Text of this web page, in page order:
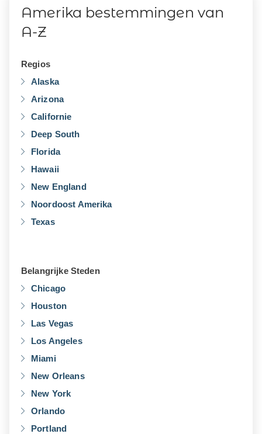
Amerika bestemmingen van
A-Z
Regios
Alaska
Arizona
Californie
Deep South
Florida
Hawaii
New England
Noordoost Amerika
Texas
Belangrijke Steden
Chicago
Houston
Las Vegas
Los Angeles
Miami
New Orleans
New York
Orlando
Portland